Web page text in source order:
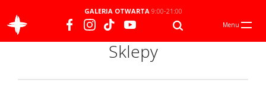
GALERIA OTWARTA9:00-21:00
Menu
Sklepy